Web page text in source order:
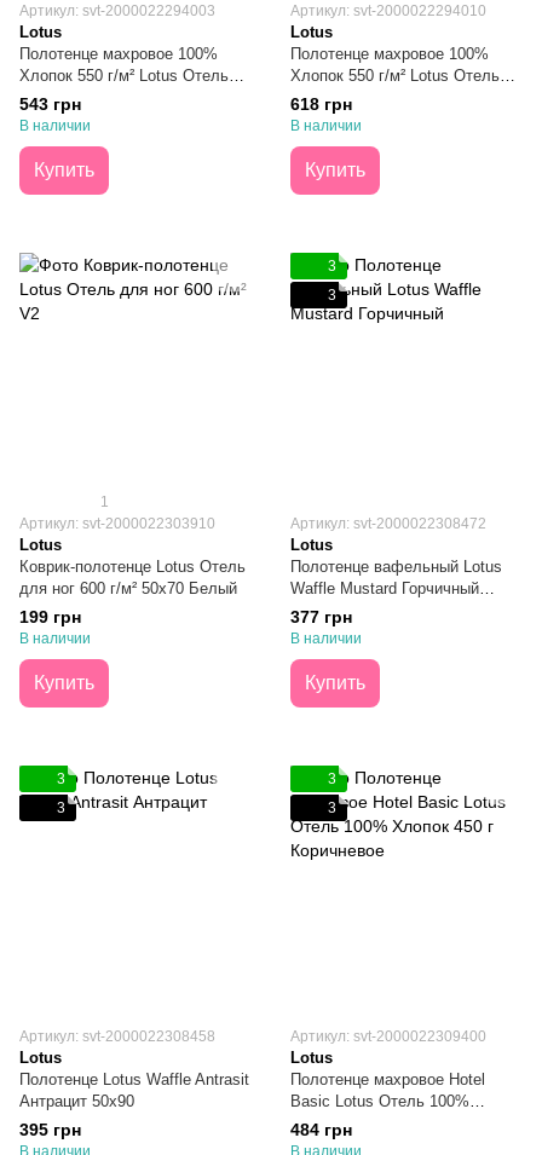
Артикул: svt-2000022294003
Lotus
Полотенце махровое 100%
Хлопок 550 г/м² Lotus Отель
Premium Microcotton White
Белое 50х90
543 грн
В наличии
Купить
Артикул: svt-2000022294010
Lotus
Полотенце махровое 100%
Хлопок 550 г/м² Lotus Отель
Premium Microcotton Antrasit
Темно-серое 50х90
618 грн
В наличии
Купить
1
Артикул: svt-2000022303910
Lotus
Коврик-полотенце Lotus Отель
для ног 600 г/м² 50х70 Белый
199 грн
В наличии
Купить
3
3
Артикул: svt-2000022308472
Lotus
Полотенце вафельный Lotus
Waffle Mustard Горчичный
50х90
377 грн
В наличии
Купить
3
3
Артикул: svt-2000022308458
Lotus
Полотенце Lotus Waffle Antrasit
Антрацит 50х90
395 грн
В наличии
3
3
Артикул: svt-2000022309400
Lotus
Полотенце махровое Hotel
Basic Lotus Отель 100%
Хлопок 450 г Коричневое
70х140
484 грн
В наличии